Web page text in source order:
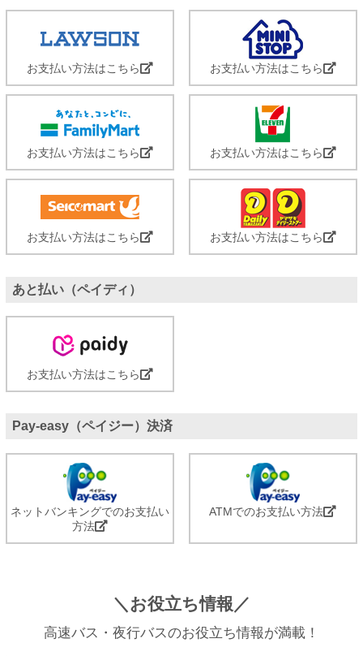
お支払い方法はこちら お支払い方法はこちら
お支払い方法はこちら お支払い方法はこちら
お支払い方法はこちら お支払い方法はこちら
あと払い（ペイディ）
お支払い方法はこちら
Pay-easy（ペイジー）決済
ネットバンキングでのお支払い
方法
ATMでのお支払い方法
＼お役立ち情報／
高速バス・夜行バスのお役立ち情報が満載！